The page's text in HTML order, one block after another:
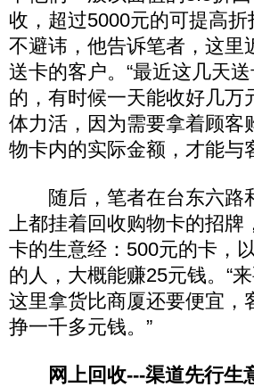
收，超过5000元的可提高
不避讳，他告诉笔者，这里
送卡的客户。“最近这几天
的，有时候一天能收好几万
体力活，因为需要拿着顾客
物卡内的实际金额，才能与
随后，笔者在台东六路
上都挂着回收购物卡的招牌
卡的生意经：500元的卡，
的人，大概能赚25元钱。“
这里拿货比商厦还要便宜，
挣一千多元钱。”
网上回收---渠道先行生